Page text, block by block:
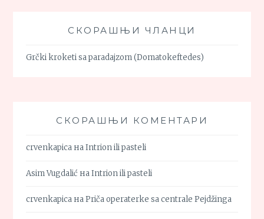
СКОРАШЊИ ЧЛАНЦИ
Grčki kroketi sa paradajzom (Domatokeftedes)
СКОРАШЊИ КОМЕНТАРИ
crvenkapica наIntrion ili pasteli
Asim Vugdalić наIntrion ili pasteli
crvenkapica наPriča operaterke sa centrale Pejdžinga